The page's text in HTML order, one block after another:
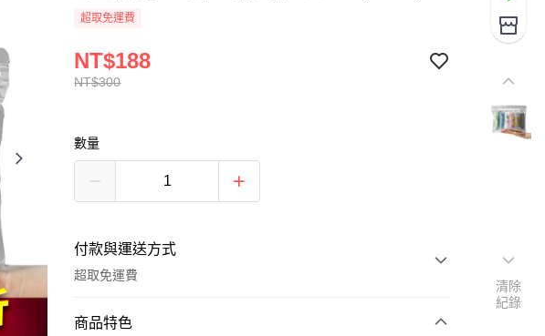
超取免運費
NT$300
NT$188
數量
付款與運送方式
超取免運費
付款方式
商品特色
清除
紀錄